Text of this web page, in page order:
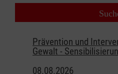
Prävention und
Gewalt -
08.08.2026